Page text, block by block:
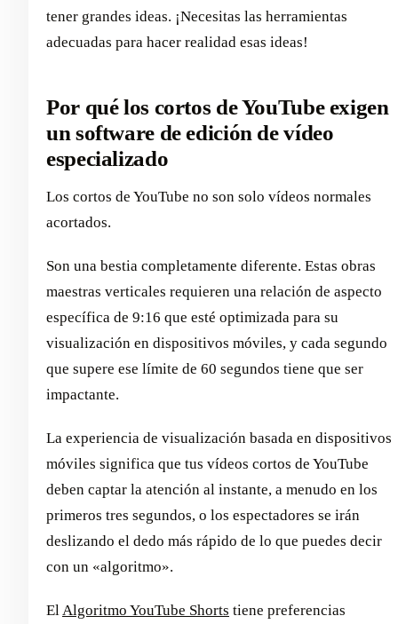
tener grandes ideas. ¡Necesitas las herramientas
adecuadas para hacer realidad esas ideas!
Por qué los cortos de YouTube exigen
un software de edición de vídeo
especializado
Los cortos de YouTube no son solo vídeos normales
acortados.
Son una bestia completamente diferente. Estas obras
maestras verticales requieren una relación de aspecto
específica de 9:16 que esté optimizada para su
visualización en dispositivos móviles, y cada segundo
que supere ese límite de 60 segundos tiene que ser
impactante.
La experiencia de visualización basada en dispositivos
móviles significa que tus vídeos cortos de YouTube
deben captar la atención al instante, a menudo en los
primeros tres segundos, o los espectadores se irán
deslizando el dedo más rápido de lo que puedes decir
con un «algoritmo».
El Algoritmo YouTube Shorts tiene preferencias